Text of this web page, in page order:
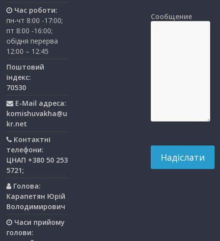
Час роботи:
пн-чт 8:00 -17:00;
пт 8:00 -16:00;
обідня перерва
12:00 – 12:45
Поштовий
індекс:
70530
E-Mail адреса:
komishuvakha@u
kr.net
Контактні
телефони:
ЦНАП +380 50 253
5721;
Голова:
Карапетян Юрій
Володимирович
Часи прийому
голови:
Сообщение